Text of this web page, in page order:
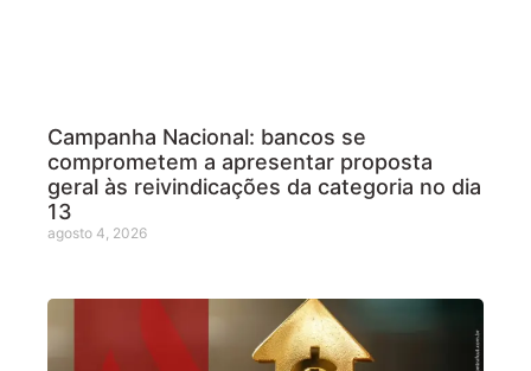
Campanha Nacional: bancos se
comprometem a apresentar proposta
geral às reivindicações da categoria no dia
13
agosto 4, 2026